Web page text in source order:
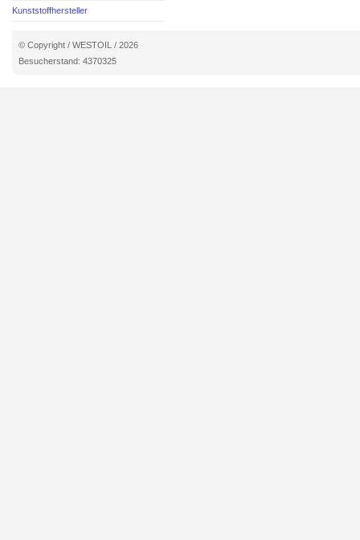
Kunststoffhersteller
© Copyright / WESTOIL / 2026
Besucherstand: 4370325